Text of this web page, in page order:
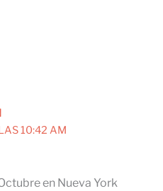
10:42 AM
en Nueva York